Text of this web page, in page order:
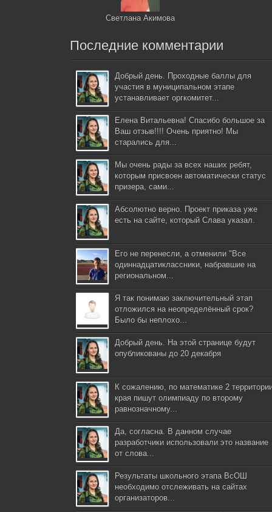
Светлана Акимова
Последние комментарии
Добрый день. Проходные баллы для
участия в муниципальном этапе
устанавливает оргкомитет...
Елена Витальевна! Спасибо большое за
Ваш отзыв!!!! Очень приятно! Мы
старались для...
Мы очень рады за всех наших ребят,
которым присвоен автоматически статус
призера, сами...
Абсолютно верно. Проект приказа уже
есть на сайте, который Слава указал.
Его не перенесли, а отменили "Все
одиннадцатиклассники, набравшие на
региональном...
Я так понимаю заключительный этап
отложился на неопределённый срок?
Было бы неплохо...
Добрый день. На этой странице будут
опубликованы до 20 декабря
К сожалению, по математике 2
края пишут олимпиаду по второму
равнозначному...
Да, согласна. В данном случае
разработчики использовали это название
от слова...
Результаты школьного этапа ВсОШ
необходимо отслеживать на сайтах
организаторов...